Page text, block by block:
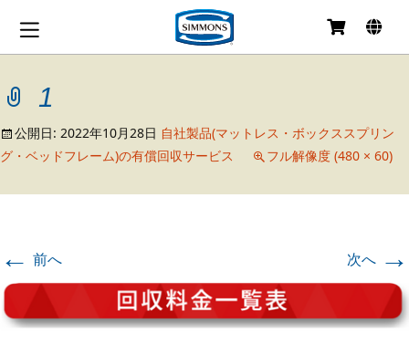
ン
へ
移
1
公開日: 2022年10月28日 自社製品(マットレス・ボックススプリン
グ・ベッドフレーム)の有償回収サービス
フル解像度 (480 × 60)
← 前へ 次へ →